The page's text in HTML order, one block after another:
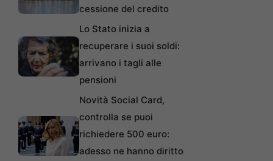
cessione del credito
Lo Stato inizia a
recuperare i suoi soldi:
arrivano i tagli alle
pensioni
Novità Social Card,
controlla se puoi
richiedere 500 euro:
adesso ne hanno diritto